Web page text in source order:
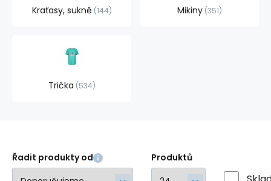
Kraťasy, sukně 144 Mikiny 351
Trička 534
Řadit produkty od Produktů